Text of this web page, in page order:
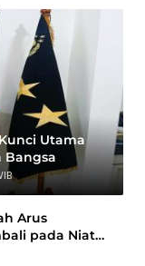
Utama
Bangsa
Arus
pada Niat